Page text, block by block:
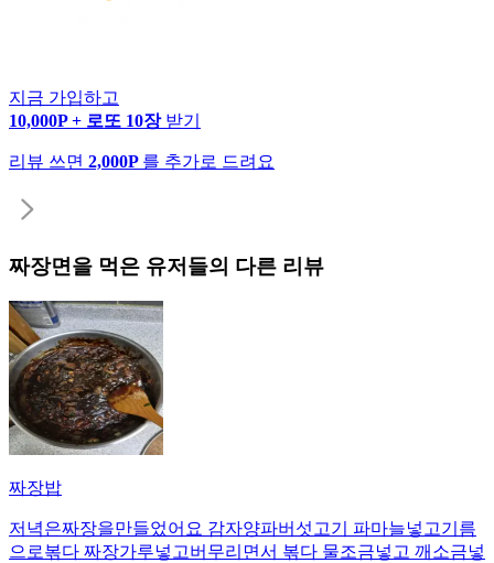
지금 가입하고
10,000P + 로또 10장 받기
리뷰 쓰면 2,000P 를 추가로 드려요
짜장면 을 먹은 유저들의 다른 리뷰
짜장밥
저녁은짜장을만들었어요 감자양파버섯고기 파마늘넣고기름
으로볶다 짜장가루넣고버무리면서 볶다 물조금넣고 깨소금넣